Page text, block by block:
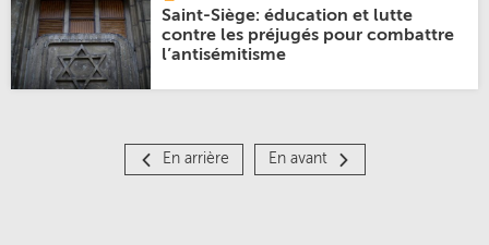
Saint-Siège: éducation et lutte
contre les préjugés pour combattre
l’antisémitisme
En arrière En avant